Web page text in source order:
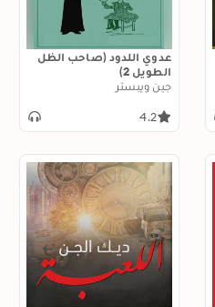
عدوي اللدود (صاحب الظل
الطويل 2)
جين ويبستر
4.2